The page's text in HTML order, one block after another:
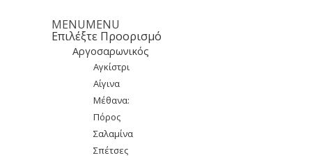
MENUMENU
Επιλέξτε Προορισμό
Αργοσαρωνικός
Αγκίστρι
Αίγινα
Μέθανα:
Πόρος
Σαλαμίνα
Σπέτσες